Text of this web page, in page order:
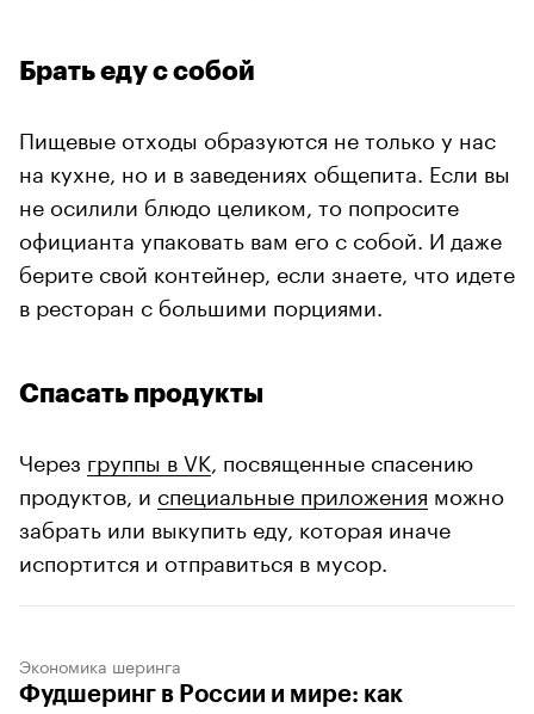
Брать еду с собой
Пищевые отходы образуются не только у нас
на кухне, но и в заведениях общепита. Если вы
не осилили блюдо целиком, то попросите
официанта упаковать вам его с собой. И даже
берите свой контейнер, если знаете, что идете
в ресторан с большими порциями.
Спасать продукты
Через группы в VK , посвященные спасению
продуктов, и специальные приложения можно
забрать или выкупить еду, которая иначе
испортится и отправиться в мусор.
Экономика шеринга
Фудшеринг в России и мире: как